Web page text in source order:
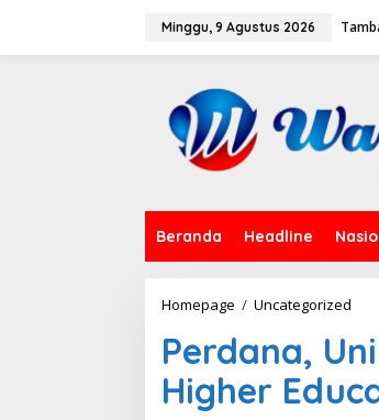
Minggu, 9 Agustus 2026
Beranda Headline
Homepage / Uncategorized
r
d
a
n
Perdana,
Higher